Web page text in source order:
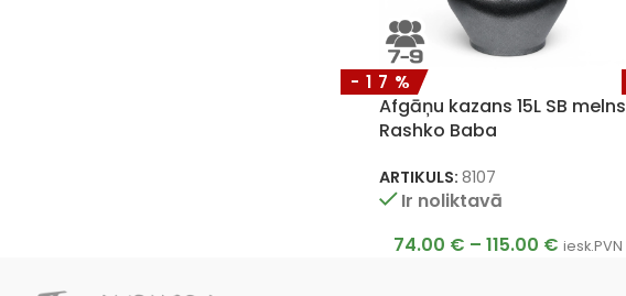
-17%
Afgāņu kazans 15L SB melns
Rashko Baba
ARTIKULS: 8107
Ir noliktavā
74.00 € – 115.00 € iesk.PVN